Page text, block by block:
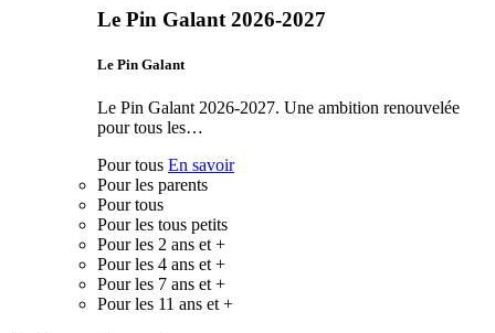
Le Pin Galant 2026-2027
Le Pin Galant
Le Pin Galant 2026-2027. Une ambition renouvelée
pour tous les…
Pour tous En savoir
Pour les parents
Pour tous
Pour les tous petits
Pour les 2 ans et +
Pour les 4 ans et +
Pour les 7 ans et +
Pour les 11 ans et +